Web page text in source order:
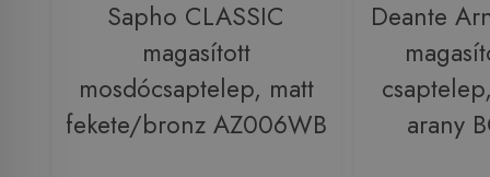
Sapho CLASSIC
magasított
mosdócsaptelep, matt
fekete/bronz AZ006WB
Deante
arany